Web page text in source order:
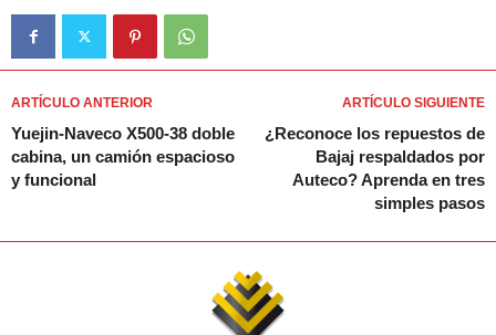
ARTÍCULO ANTERIOR
Yuejin-Naveco X500-38 doble
cabina, un camión espacioso
y funcional
ARTÍCULO SIGUIENTE
¿Reconoce los repuestos de
Bajaj respaldados por
Auteco? Aprenda en tres
simples pasos